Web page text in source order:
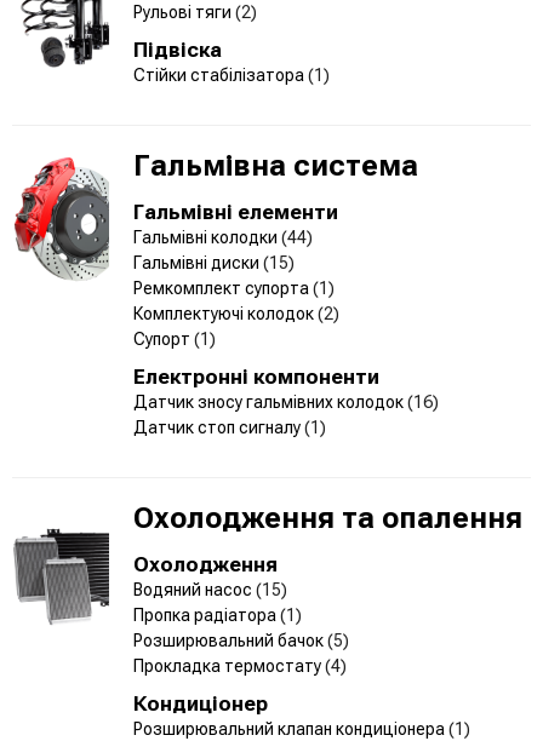
Рульові тяги (2)
Підвіска
Стійки стабілізатора (1)
Гальмівна система
Гальмівні елементи
Гальмівні колодки (44)
Гальмівні диски (15)
Ремкомплект супорта (1)
Комплектуючі колодок(2)
Супорт (1)
Електронні компоненти
Датчик зносу гальмівних колодок(16)
Датчик стоп сигналу(1)
Охолодження та опалення
Охолодження
Водяний насос (15)
Пропка радіатора (1)
Розширювальний бачок(5)
Прокладка термостату(4)
Кондиціонер
Розширювальний клапан кондиціонера (1)